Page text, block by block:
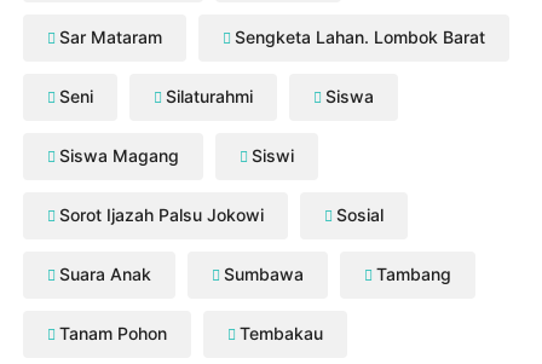
Sar Mataram Sengketa Lahan. Lombok Barat
Seni Silaturahmi Siswa
Siswa Magang Siswi
Sorot Ijazah Palsu Jokowi Sosial
Suara Anak Sumbawa Tambang
Tanam Pohon Tembakau